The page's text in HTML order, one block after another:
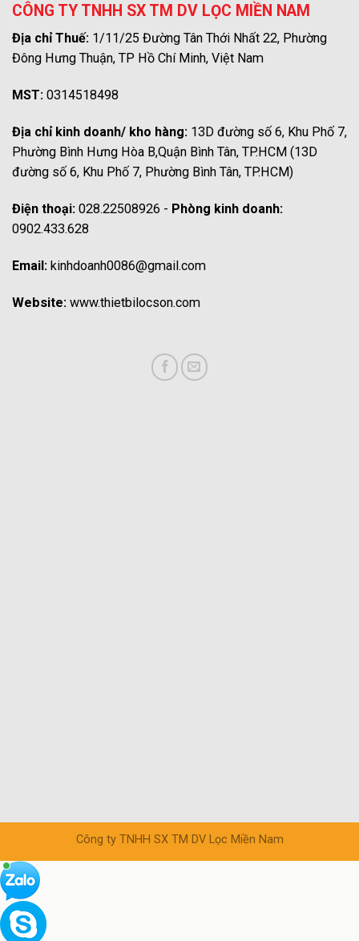
CÔNG TY TNHH SX TM DV LỌC MIỀN NAM
Địa chỉ Thuế: 1/11/25 Đường Tân Thới Nhất 22, Phường
Đông Hưng Thuận, TP Hồ Chí Minh, Việt Nam
MST: 0314518498
Địa chỉ kinh doanh/ kho hàng: 13D đường số 6, Khu Phố 7,
Phường Bình Hưng Hòa B,Quận Bình Tân, TP.HCM (13D
đường số 6, Khu Phố 7, Phường Bình Tân, TP.HCM)
Điện thoại: 028.22508926 - Phòng kinh doanh:
0902.433.628
Email: kinhdoanh0086@gmail.com
Website: www.thietbilocson.com
Công ty TNHH SX TM DV Lọc Miền Nam